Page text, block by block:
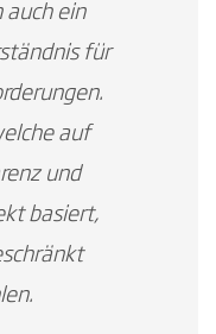
auch ein
für
auf
und
basiert,